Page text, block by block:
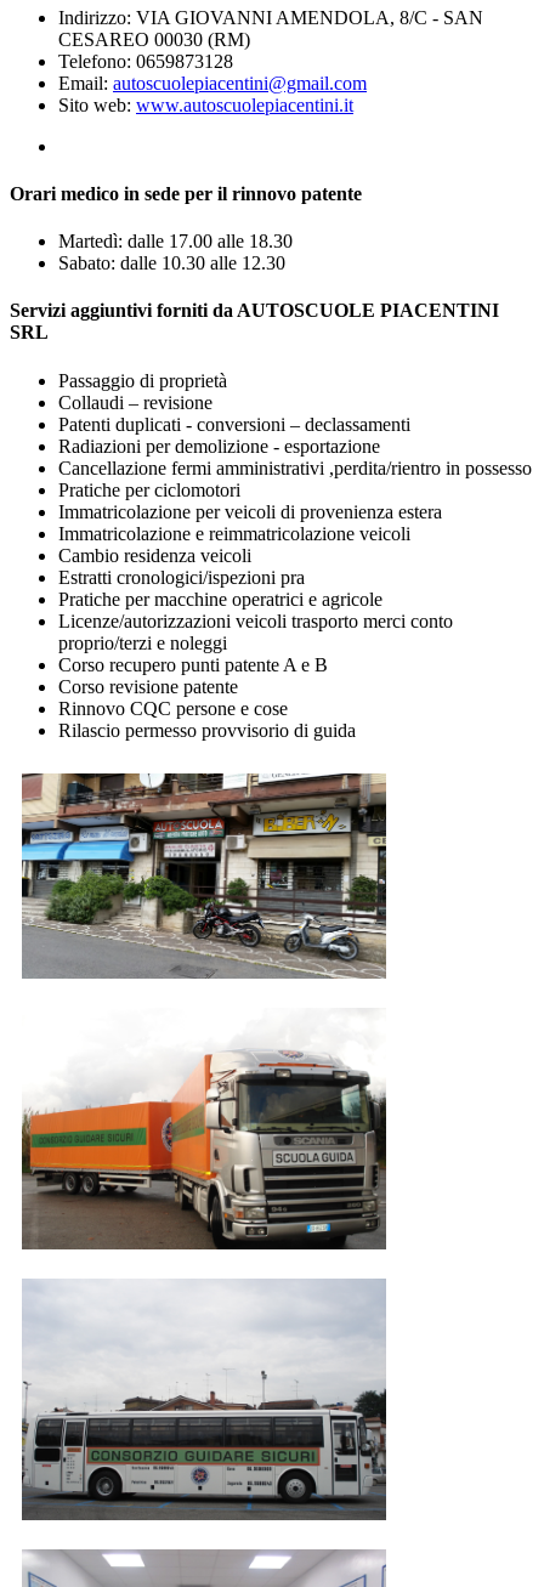
Indirizzo: VIA GIOVANNI AMENDOLA, 8/C - SAN
CESAREO 00030 (RM)
Telefono: 0659873128
Email: autoscuolepiacentini@gmail.com
Sito web: www.autoscuolepiacentini.it
Orari medico in sede per il rinnovo patente
Martedì: dalle 17.00 alle 18.30
Sabato: dalle 10.30 alle 12.30
Servizi aggiuntivi forniti da AUTOSCUOLE PIACENTINI
SRL
Passaggio di proprietà
Collaudi – revisione
Patenti duplicati - conversioni – declassamenti
Radiazioni per demolizione - esportazione
Cancellazione fermi amministrativi ,perdita/rientro in possesso
Pratiche per ciclomotori
Immatricolazione per veicoli di provenienza estera
Immatricolazione e reimmatricolazione veicoli
Cambio residenza veicoli
Estratti cronologici/ispezioni pra
Pratiche per macchine operatrici e agricole
Licenze/autorizzazioni veicoli trasporto merci conto
proprio/terzi e noleggi
Corso recupero punti patente A e B
Corso revisione patente
Rinnovo CQC persone e cose
Rilascio permesso provvisorio di guida